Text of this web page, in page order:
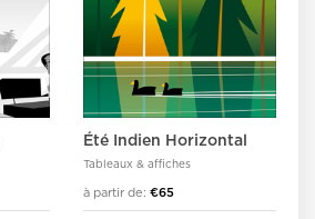
Été Indien Horizontal
Tableaux & affiches
à partir de: €65